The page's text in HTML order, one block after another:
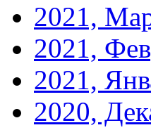
2021,
2021,
2021,
2020,